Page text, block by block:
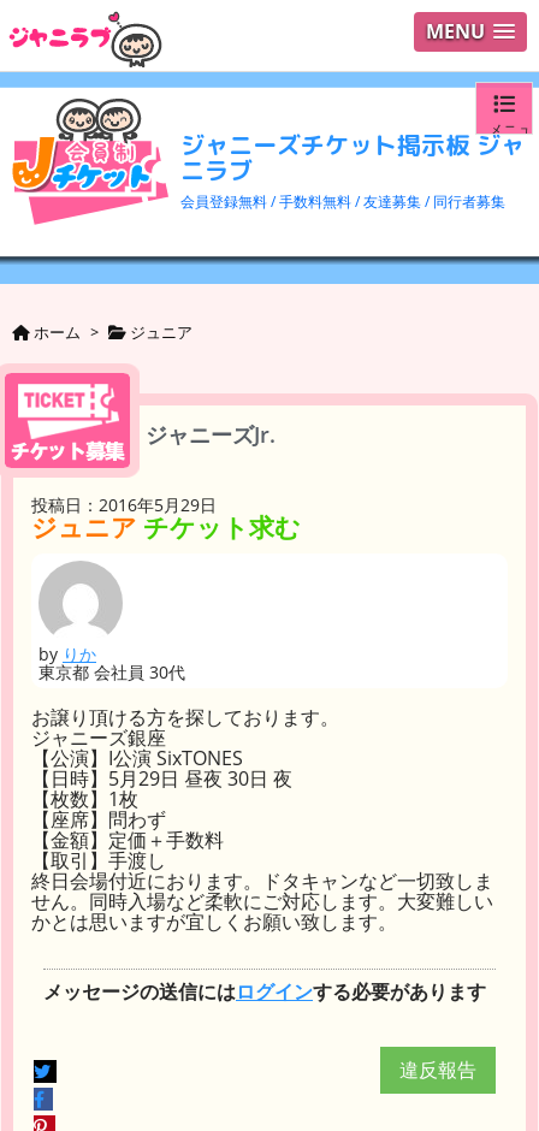
MENU
ジャニーズチケット掲示板 ジャ
ニラブ
会員登録無料 / 手数料無料 / 友達募集 / 同行者募集
メニュ
ログイ
ユーザ
ホーム > ジュニア
ジャニーズJr.
投稿日：2016年5月29日
ジュニア チケット求む
by りか
東京都 会社員 30代
お譲り頂ける方を探しております。
ジャニーズ銀座
【公演】I公演 SixTONES
【日時】5月29日 昼夜 30日 夜
【枚数】1枚
【座席】問わず
【金額】定価＋手数料
【取引】手渡し
終日会場付近におります。ドタキャンなど一切致しま
せん。同時入場など柔軟にご対応します。大変難しい
かとは思いますが宜しくお願い致します。
メッセージの送信にはログインする必要があります
違反報告